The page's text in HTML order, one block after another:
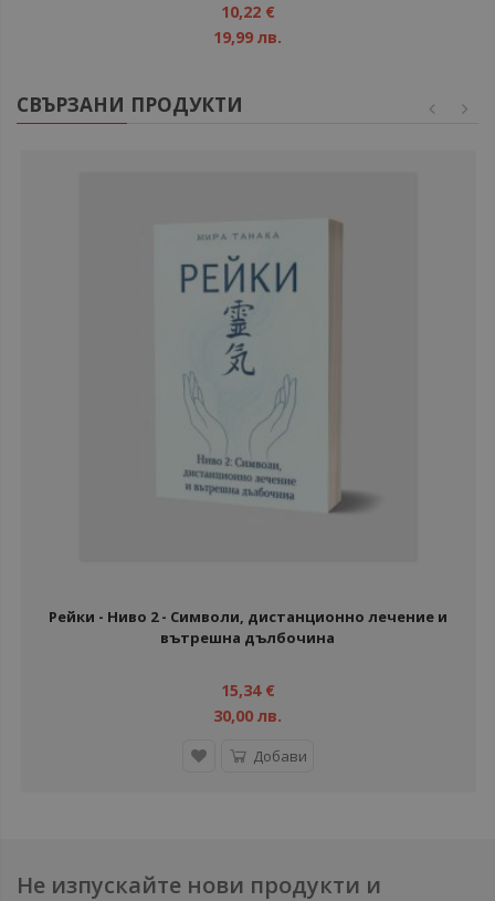
10,22 €
19,99 лв.
СВЪРЗАНИ ПРОДУКТИ
Рейки - Ниво 2 - Символи, дистанционно лечение и
вътрешна дълбочина
15,34 €
30,00 лв.
Добави
Не изпускайте нови продукти и